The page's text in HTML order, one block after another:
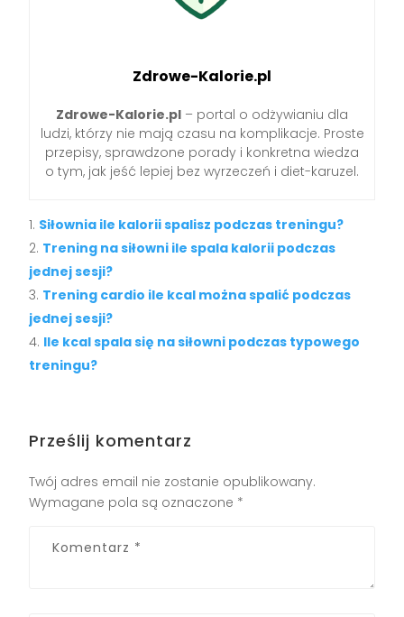
Zdrowe-Kalorie.pl
Zdrowe-Kalorie.pl – portal o odżywianiu dla
ludzi, którzy nie mają czasu na komplikacje. Proste
przepisy, sprawdzone porady i konkretna wiedza
o tym, jak jeść lepiej bez wyrzeczeń i diet-karuzel.
Siłownia ile kalorii spalisz podczas treningu?
Trening na siłowni ile spala kalorii podczas
jednej sesji?
Trening cardio ile kcal można spalić podczas
jednej sesji?
Ile kcal spala się na siłowni podczas typowego
treningu?
Prześlij komentarz
Twój adres email nie zostanie opublikowany.
Wymagane pola są oznaczone *